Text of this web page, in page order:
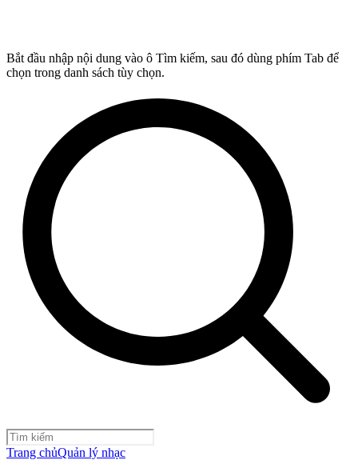
Bắt đầu nhập nội dung vào ô Tìm kiếm, sau đó dùng phím Tab để
chọn trong danh sách tùy chọn.
Trang chủQuản lý nhạc